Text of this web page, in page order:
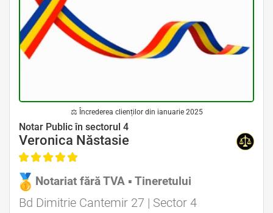
⚖ Încrederea clienților din ianuarie 2025
Notar Public în sectorul 4
Veronica Năstasie
Notariat fără TVA ▪ Tineretului
Bd Dimitrie Cantemir 27 | Sector 4